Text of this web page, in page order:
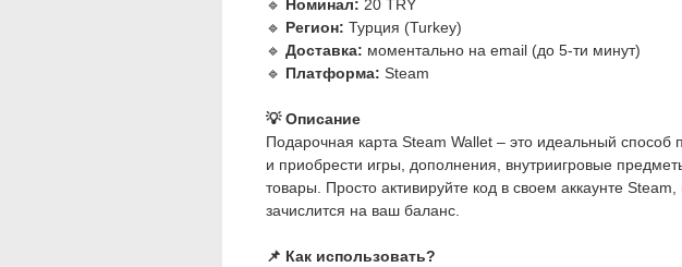
🔹 Номинал: 20 TRY
🔹 Регион: Турция (Turkey)
🔹 Доставка: моментально на email (до 5-ти минут)
🔹 Платформа: Steam
💡 Описание
Подарочная карта Steam Wallet – это идеальный способ
и приобрести игры, дополнения, внутриигровые
товары. Просто активируйте код в своем аккаунте
зачислится на ваш баланс.
📌 Как использовать?